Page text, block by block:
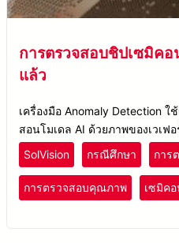
การตรวจสอบชิปเซมิค
แล้ว
เครื่องมือ Anomaly Detection ใ
สอนโมเดล AI ด้วยภาพของเวเฟ
SolVision
กรณีศึกษา การ
การตรวจสอบคุณภาพ เซมิค